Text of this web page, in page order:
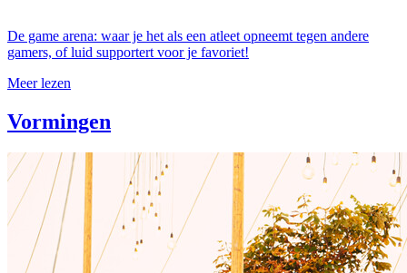
De game arena: waar je het als een atleet opneemt tegen andere
gamers, of luid supportert voor je favoriet!
Meer lezen
Vormingen